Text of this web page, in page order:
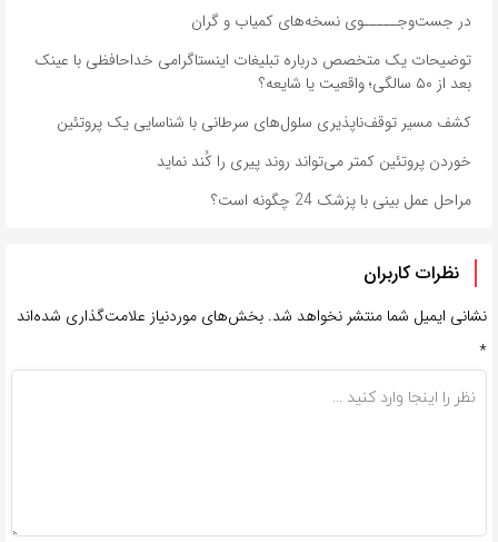
در جست‌وجـــــوی نسخه‌های کمیاب و گران
توضیحات یک متخصص درباره تبلیغات اینستاگرامی خداحافظی با عینک
بعد از ۵۰ سالگی؛ واقعیت یا شایعه؟
کشف مسیر توقف‌ناپذیری سلول‌های سرطانی با شناسایی یک پروتئین
خوردن پروتئین کمتر می‌تواند روند پیری را کُند نماید
مراحل عمل بینی با پزشک 24 چگونه است؟
نظرات کاربران
نشانی ایمیل شما منتشر نخواهد شد. بخش‌های موردنیاز علامت‌گذاری شده‌اند
*